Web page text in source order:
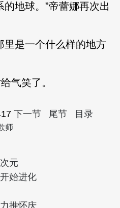
地球。”帝蕾娜再次出
里是一个什么样的地方
气笑了。
下一节 尾节 目录
师
元
始进化
推怀庆